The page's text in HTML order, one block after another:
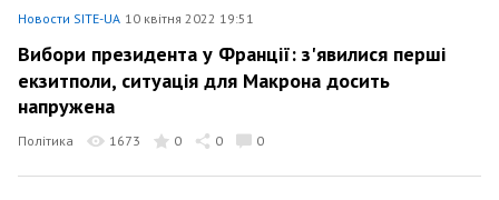
Новости SITE-UA 10 квітня 2022 19:51
Вибори президента у Франції: з'явилися перші
екзитполи, ситуація для Макрона досить
напружена
Політика 1673 0 0 0